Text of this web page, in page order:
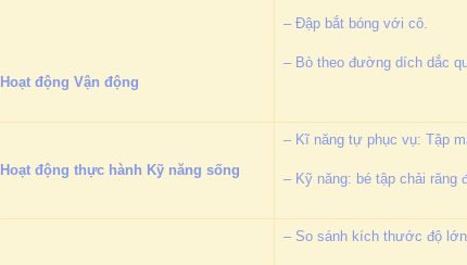
Hoạt động Vận động
– Đập bắt bóng với cô.
– Bò theo đường dích dắc
Hoạt động thực hành Kỹ năng sống
– Kĩ năng tự phục vụ: Tập
– Kỹ năng: bé tập chải răng
– So sánh kích thước độ